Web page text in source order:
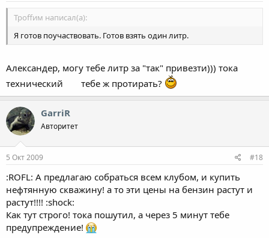
Троffим написал(а):
Я готов поучаствовать. Готов взять один литр.
Александер, могу тебе литр за "так" привезти))) тока
технический
тебе ж протирать?
GarriR
Авторитет
5 Окт 2009 #18
:ROFL: А предлагаю собраться всем клубом, и купить
нефтянную скважину! а то эти цены на бензин растут и
растут!!!! :shock:
Как тут строго! тока пошутил, а через 5 минут тебе
предупреждение!